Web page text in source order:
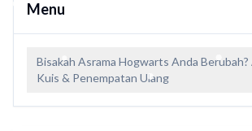
Menu
Bisakah Asrama Hogwarts Anda Berubah?
Kuis & Penempatan Ulang